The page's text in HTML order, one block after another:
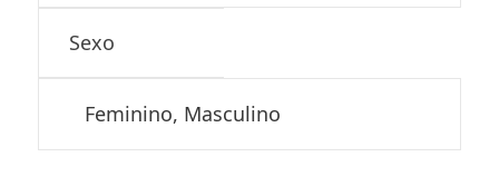
Sexo
Feminino, Masculino